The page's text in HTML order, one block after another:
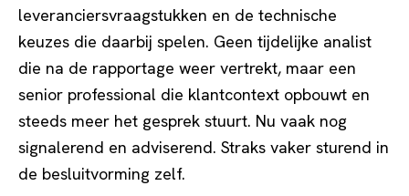
leveranciersvraagstukken en de technische
keuzes die daarbij spelen. Geen tijdelijke analist
die na de rapportage weer vertrekt, maar een
senior professional die klantcontext opbouwt en
steeds meer het gesprek stuurt. Nu vaak nog
signalerend en adviserend. Straks vaker sturend in
de besluitvorming zelf.